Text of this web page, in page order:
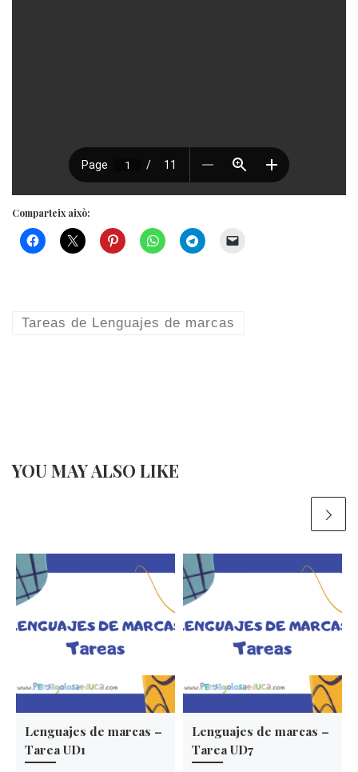
Comparteix això:
Tareas de Lenguajes de marcas
YOU MAY ALSO LIKE
Lenguajes de marcas –
Tarea UD1
Lenguajes de marcas –
Tarea UD7